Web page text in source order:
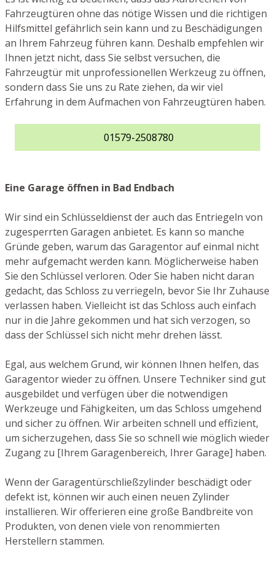
Fahrzeugtüren ohne das nötige Wissen und die richtigen
Hilfsmittel gefährlich sein kann und zu Beschädigungen
an Ihrem Fahrzeug führen kann. Deshalb empfehlen wir
Ihnen jetzt nicht, dass Sie selbst versuchen, die
Fahrzeugtür mit unprofessionellen Werkzeug zu öffnen,
sondern dass Sie uns zu Rate ziehen, da wir viel
Erfahrung in dem Aufmachen von Fahrzeugtüren haben.
01579-2508780
Eine Garage öffnen in Bad Endbach
Wir sind ein Schlüsseldienst der auch das Entriegeln von
zugesperrten Garagen anbietet. Es kann so manche
Gründe geben, warum das Garagentor auf einmal nicht
mehr aufgemacht werden kann. Möglicherweise haben
Sie den Schlüssel verloren. Oder Sie haben nicht daran
gedacht, das Schloss zu verriegeln, bevor Sie Ihr Zuhause
verlassen haben. Vielleicht ist das Schloss auch einfach
nur in die Jahre gekommen und hat sich verzogen, so
dass der Schlüssel sich nicht mehr drehen lässt.
Egal, aus welchem Grund, wir können Ihnen helfen, das
Garagentor wieder zu öffnen. Unsere Techniker sind gut
ausgebildet und verfügen über die notwendigen
Werkzeuge und Fähigkeiten, um das Schloss umgehend
und sicher zu öffnen. Wir arbeiten schnell und effizient,
um sicherzugehen, dass Sie so schnell wie möglich wieder
Zugang zu [Ihrem Garagenbereich, Ihrer Garage] haben.
Wenn der Garagentürschließzylinder beschädigt oder
defekt ist, können wir auch einen neuen Zylinder
installieren. Wir offerieren eine große Bandbreite von
Produkten, von denen viele von renommierten
Herstellern stammen.